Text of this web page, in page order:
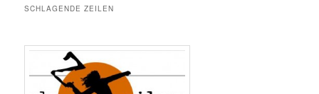
SCHLAGENDE ZEILEN